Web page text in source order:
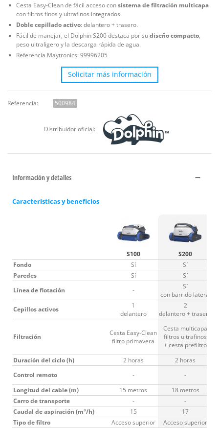
Cesta Easy-Clean de fácil acceso consistema de filtración multicapa
con filtros finos y ultrafinos integrados.
Doble cepillado activo: delantero + trasero.
Fácil de manejar, el Dolphin S200 destaca por sudiseño compacto,
peso ultraligero y la descarga rápida de agua.
Referencia Maytronics: 99996205
Solicitar más información
Referencia: 500984
Distribuidor oficial:
Información y detalles
Características y beneficios
S100
S200
Fondo
Sí
Sí
Paredes
Sí
Sí
Línea de flotación
-
Sí
con barrido lateral
Cepillos activos
1
delantero
2
delantero + trasero
Filtración
Cesta Easy-Clean
filtro primavera
Cesta multicapa
filtros ultrafinos
+ cesta prefiltro
Duración del ciclo (h)
2 horas
2 horas
Control remoto
- -
Longitud del cable (m)
15 metros
18 metros
Carro de transporte
-
-
Caudal de aspiración (m³/h)
15
17
Tipo de filtro
Acceso superior
Acceso superior